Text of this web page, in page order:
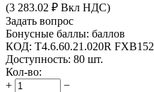
(3 283.02 ₽ Вкл НДС)
Задать вопрос
Бонусные баллы: баллов
КОД: T4.6.60.21.020R FXB152
Доступность: 80 шт.
Кол-во:
+
−